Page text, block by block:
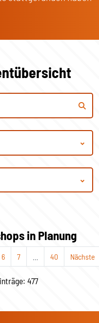
in Planung
6 7 40 Nächste
477